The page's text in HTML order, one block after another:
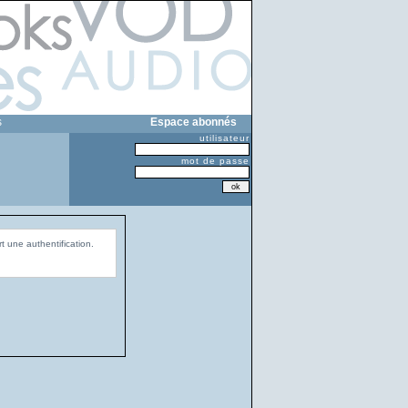
Espace abonnés
utilisateur
mot de passe
une authentification.